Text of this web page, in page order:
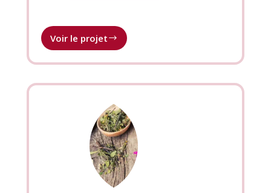
Voir le projetRenforcement
l’accès
populations
vulnérables
du
Moyen-
Orient
par